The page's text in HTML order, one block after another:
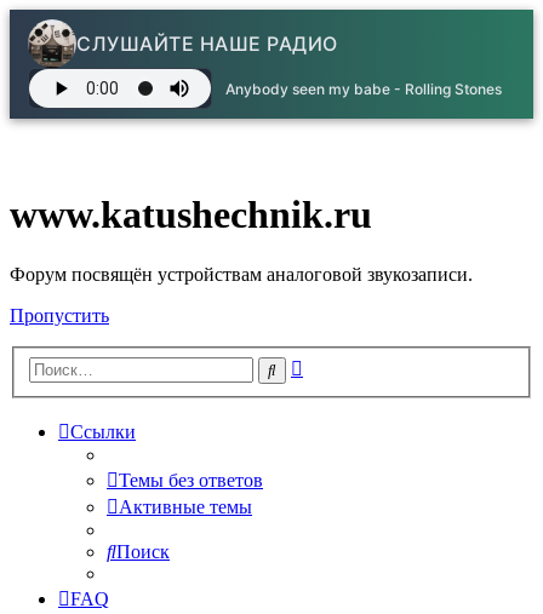
СЛУШАЙТЕ НАШЕ РАДИО
Anybody seen my babe - Rolling Stones
www.katushechnik.ru
Форум посвящён устройствам аналоговой звукозаписи.
Пропустить
Поиск
Ссылки
Темы без ответов
Активные темы
Поиск
FAQ